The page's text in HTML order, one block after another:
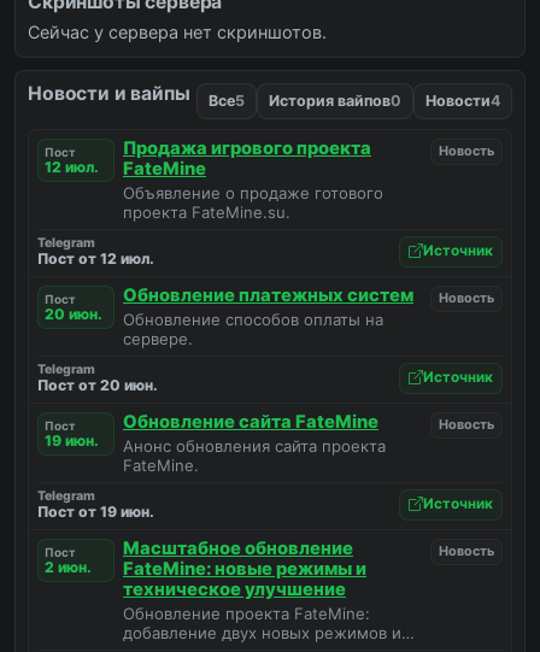
Сейчас у сервера нет скриншотов.
Новости и вайпы Все5 История вайпов0 Новости4
Пост
12 июл.
Новость
Продажа игрового проекта
FateMine
Объявление о продаже готового
проекта FateMine.su.
Telegram
Пост от 12 июл. Источник
Пост
20 июн.
Новость
Обновление платежных систем
Обновление способов оплаты на
сервере.
Telegram
Пост от 20 июн. Источник
Пост
19 июн.
Новость
Обновление сайта FateMine
Анонс обновления сайта проекта
FateMine.
Telegram
Пост от 19 июн. Источник
Пост
2 июн.
Новость
Масштабное обновление
FateMine: новые режимы и
техническое улучшение
Обновление проекта FateMine:
добавление двух новых режимов и